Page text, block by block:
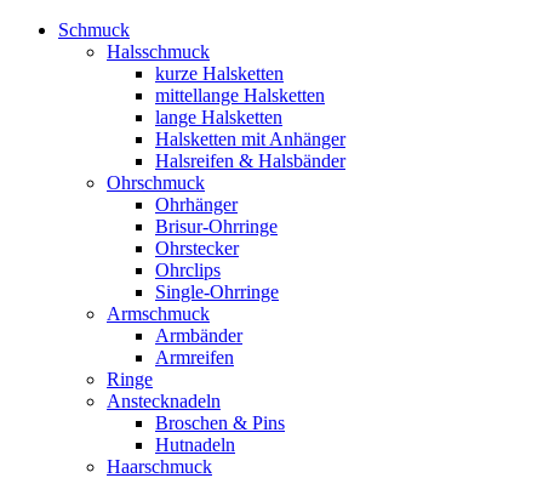
Schmuck
Halsschmuck
kurze Halsketten
mittellange Halsketten
lange Halsketten
Halsketten mit Anhänger
Halsreifen & Halsbänder
Ohrschmuck
Ohrhänger
Brisur-Ohrringe
Ohrstecker
Ohrclips
Single-Ohrringe
Armschmuck
Armbänder
Armreifen
Ringe
Anstecknadeln
Broschen & Pins
Hutnadeln
Haarschmuck